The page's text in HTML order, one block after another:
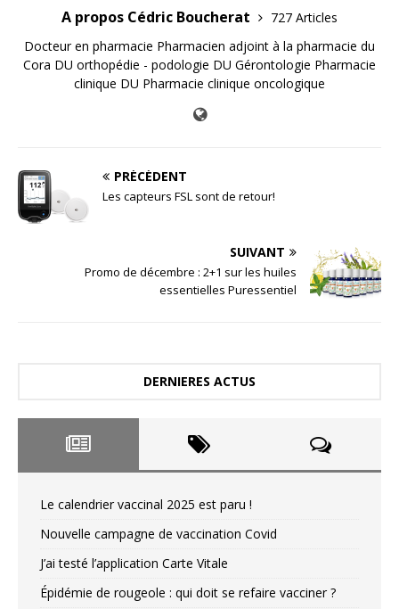
A propos Cédric Boucherat
727 Articles
Docteur en pharmacie Pharmacien adjoint à la pharmacie du
Cora DU orthopédie - podologie DU Gérontologie Pharmacie
clinique DU Pharmacie clinique oncologique
PRÉCÉDENT
Les capteurs FSL sont de retour!
SUIVANT
Promo de décembre : 2+1 sur les huiles
essentielles Puressentiel
DERNIERES ACTUS
Le calendrier vaccinal 2025 est paru !
Nouvelle campagne de vaccination Covid
J’ai testé l’application Carte Vitale
Épidémie de rougeole : qui doit se refaire vacciner ?